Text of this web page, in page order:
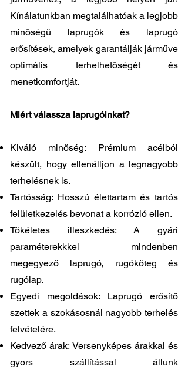
Kínálatunkban megtalálhatóak a legjobb
minőségű laprugók és laprugó
erősítések, amelyek garantálják járműve
optimális terhelhetőségét és
menetkomfortját.
Miért válassza laprugóinkat?
Kiváló minőség: Prémium acélból
készült, hogy ellenálljon a legnagyobb
terhelésnek is.
Tartósság: Hosszú élettartam és tartós
felületkezelés bevonat a korrózió ellen.
Tökéletes illeszkedés: A gyári
paraméterekkkel mindenben
megegyező laprugó, rugóköteg és
rugólap.
Egyedi megoldások: Laprugó erősítő
szettek a szokásosnál nagyobb terhelés
felvételére.
Kedvező árak: Versenyképes árakkal és
gyors szállítással állunk